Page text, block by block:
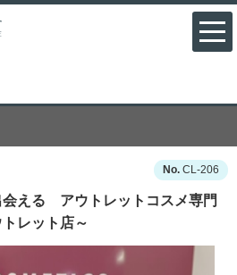
CL-206
える アウトレットコスメ専門
レット店～